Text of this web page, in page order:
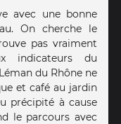
avec une bonne
On cherche le
pas vraiment
indicateurs du
du Rhône ne
et café au jardin
précipité à cause
le parcours avec